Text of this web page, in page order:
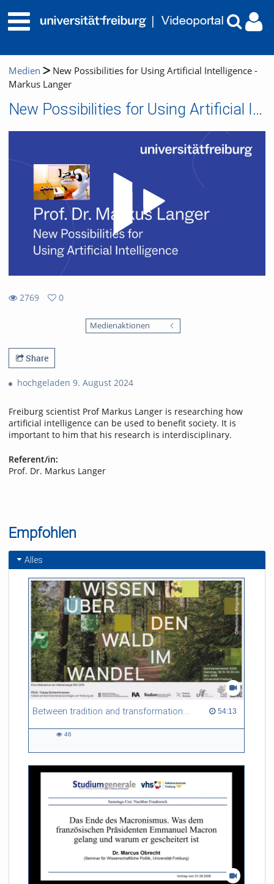
Medien
New Possibilities for Using Artificial Intelligence -
Markus Langer
New Possibilities for Using Artificial Intelligence - Markus Langer
2769
0
Medienaktionen
Share
hochgeladen 9. August 2024
Freiburg scientist Prof Markus Langer is researching how
artificial intelligence can be used to benefit society. It is
important to him that his research is interdisciplinary.
Referent/in:
Prof. Dr. Markus Langer
Empfohlen
Alles
Between tradition and transformation: how owners, advisers and institutions co-create knowledge for resilient forests in Europe 54:13
54:13 duration
46